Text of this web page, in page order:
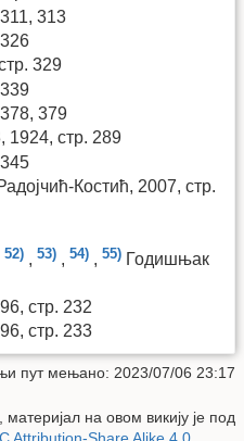
313
329
379
стр. 289
Костић, 2007, стр.
52) , 53) , 54) , 55) Годишњак
стр. 232
стр. 233
пут мењано: 2023/07/06 23:17
на овом викију је под